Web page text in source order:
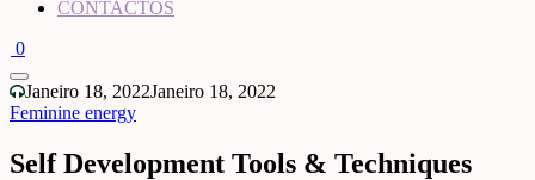
CONTACTOS
0
Janeiro 18, 2022Janeiro 18, 2022
Feminine energy
Self Development Tools & Techniques